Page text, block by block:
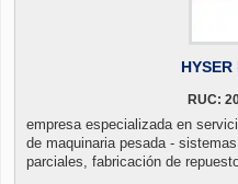
HYSER
RUC:
empresa especializada en
de maquinaria pesada -
parciales, fabricación de